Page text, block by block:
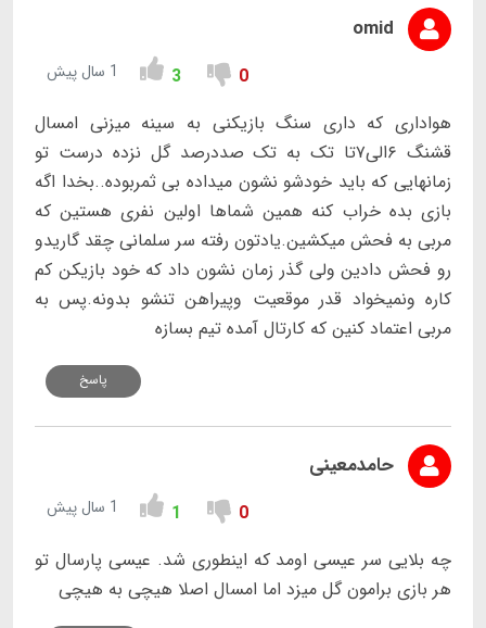
omid
0
3 1 سال پیش
هواداری که داری سنگ بازیکنی به سینه میزنی امسال
قشنگ ۶الی۷تا تک به تک صددرصد گل نزده درست تو
زمانهایی که باید خودشو نشون میداده بی ثمربوده..بخدا اگه
بازی بده خراب کنه همین شماها اولین نفری هستین که
مربی به فحش میکشین.یادتون رفته سر سلمانی چقد گاریدو
رو فحش دادین ولی گذر زمان نشون داد که خود بازیکن کم
کاره ونمیخواد قدر موقعیت وپیراهن تنشو بدونه.پس به
مربی اعتماد کنین که کارتال آمده تیم بسازه
پاسخ
حامدمعینی
0
1 1 سال پیش
چه بلایی سر عیسی اومد که اینطوری شد. عیسی پارسال تو
هر بازی برامون گل میزد اما امسال اصلا هیچی به هیچی